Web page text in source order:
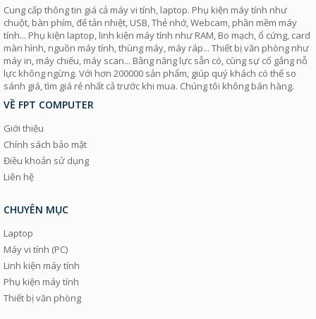
Cung cấp thông tin giá cả máy vi tính, laptop. Phụ kiện máy tính như
chuột, bàn phím, đế tản nhiệt, USB, Thẻ nhớ, Webcam, phần mềm máy
tính... Phụ kiện laptop, linh kiện máy tính như RAM, Bo mạch, ổ cứng, card
màn hình, nguồn máy tính, thùng máy, máy ráp... Thiết bị văn phòng như
máy in, máy chiếu, máy scan... Bằng năng lực sẵn có, cùng sự cố gắng nỗ
lực không ngừng. Với hơn 200000 sản phẩm, giúp quý khách có thể so
sánh giá, tìm giá rẻ nhất cả trước khi mua. Chúng tôi không bán hàng.
VỀ FPT COMPUTER
Giới thiệu
Chính sách bảo mật
Điều khoản sử dụng
Liên hệ
CHUYÊN MỤC
Laptop
Máy vi tính (PC)
Linh kiện máy tính
Phụ kiện máy tính
Thiết bị văn phòng